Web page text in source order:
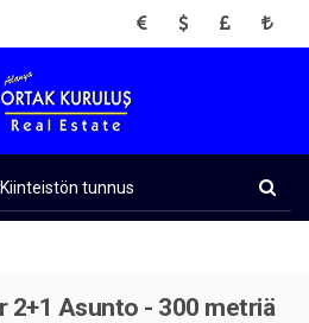
EUR USD GBP TRY
tunnus
2+1 Asunto - 300 metriä